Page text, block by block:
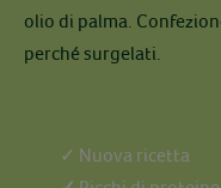
olio di palma.
perché surgelati.
✓ Nuova ricetta